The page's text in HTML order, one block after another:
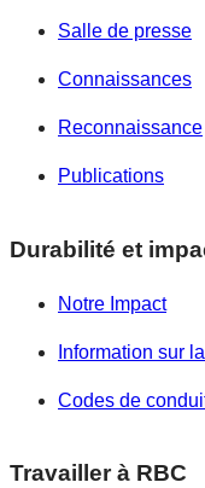
Salle de presse
Connaissances
Reconnaissance
Publications
Durabilité et
Notre Impact
Information sur
Codes de
Travailler à RBC